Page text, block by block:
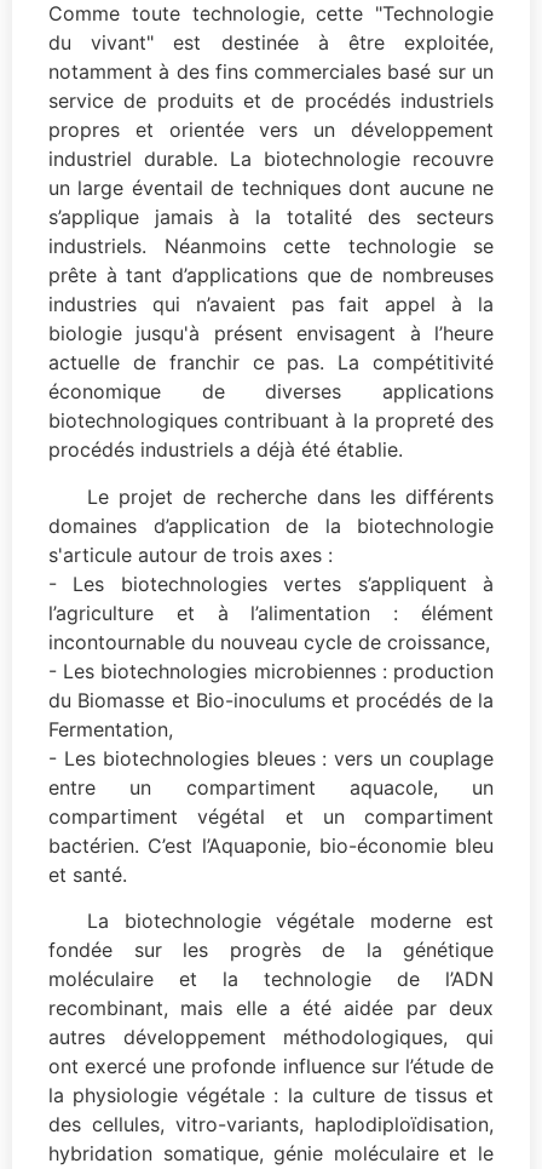
Comme toute technologie, cette "Technologie
du vivant" est destinée à être exploitée,
notamment à des fins commerciales basé sur un
service de produits et de procédés industriels
propres et orientée vers un développement
industriel durable. La biotechnologie recouvre
un large éventail de techniques dont aucune ne
s’applique jamais à la totalité des secteurs
industriels. Néanmoins cette technologie se
prête à tant d’applications que de nombreuses
industries qui n’avaient pas fait appel à la
biologie jusqu'à présent envisagent à l’heure
actuelle de franchir ce pas. La compétitivité
économique de diverses applications
biotechnologiques contribuant à la propreté des
procédés industriels a déjà été établie.
Le projet de recherche dans les différents
domaines d’application de la biotechnologie
s'articule autour de trois axes :
- Les biotechnologies vertes s’appliquent à
l’agriculture et à l’alimentation : élément
incontournable du nouveau cycle de croissance,
- Les biotechnologies microbiennes : production
du Biomasse et Bio-inoculums et procédés de la
Fermentation,
- Les biotechnologies bleues : vers un couplage
entre un compartiment aquacole, un
compartiment végétal et un compartiment
bactérien. C’est l’Aquaponie, bio-économie bleu
et santé.
La biotechnologie végétale moderne est
fondée sur les progrès de la génétique
moléculaire et la technologie de l’ADN
recombinant, mais elle a été aidée par deux
autres développement méthodologiques, qui
ont exercé une profonde influence sur l’étude de
la physiologie végétale : la culture de tissus et
des cellules, vitro-variants, haplodiploïdisation,
hybridation somatique, génie moléculaire et le